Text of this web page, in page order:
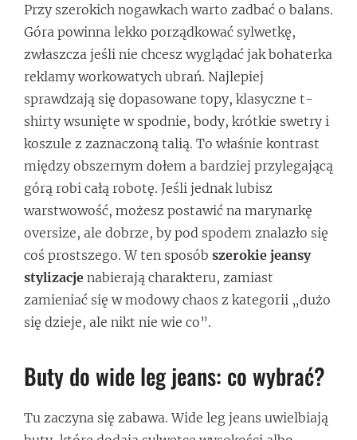
Przy szerokich nogawkach warto zadbać o balans.
Góra powinna lekko porządkować sylwetkę,
zwłaszcza jeśli nie chcesz wyglądać jak bohaterka
reklamy workowatych ubrań. Najlepiej
sprawdzają się dopasowane topy, klasyczne t-
shirty wsunięte w spodnie, body, krótkie swetry i
koszule z zaznaczoną talią. To właśnie kontrast
między obszernym dołem a bardziej przylegającą
górą robi całą robotę. Jeśli jednak lubisz
warstwowość, możesz postawić na marynarkę
oversize, ale dobrze, by pod spodem znalazło się
coś prostszego. W ten sposób szerokie jeansy
stylizacje nabierają charakteru, zamiast
zamieniać się w modowy chaos z kategorii „dużo
się dzieje, ale nikt nie wie co”.
Buty do wide leg jeans: co wybrać?
Tu zaczyna się zabawa. Wide leg jeans uwielbiają